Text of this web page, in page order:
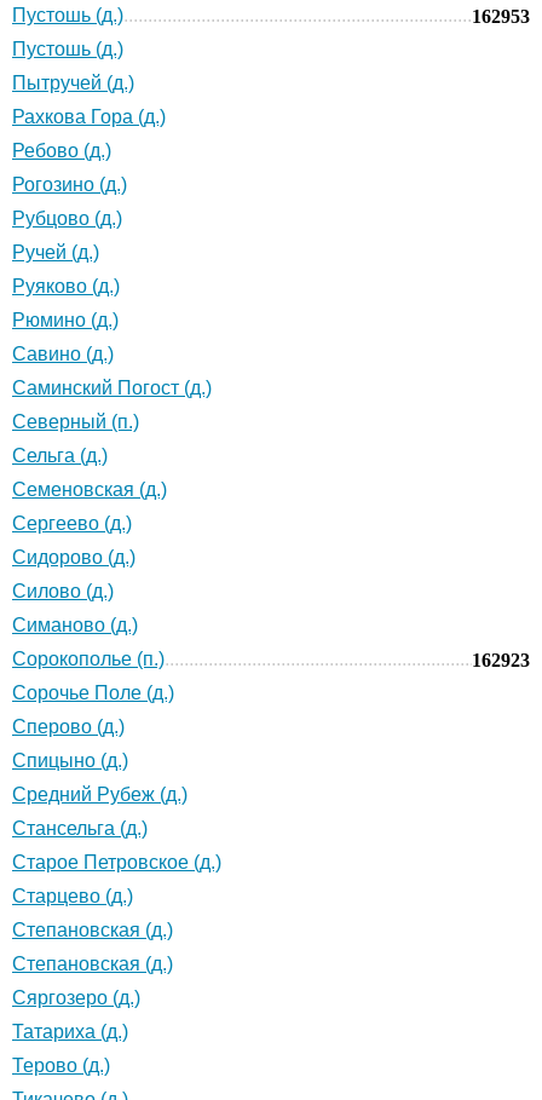
Пустошь (д.)
162953
Пустошь (д.)
Пытручей (д.)
Рахкова Гора (д.)
Ребово (д.)
Рогозино (д.)
Рубцово (д.)
Ручей (д.)
Руяково (д.)
Рюмино (д.)
Савино (д.)
Саминский Погост (д.)
Северный (п.)
Сельга (д.)
Семеновская (д.)
Сергеево (д.)
Сидорово (д.)
Силово (д.)
Симаново (д.)
Сорокополье (п.)
162923
Сорочье Поле (д.)
Сперово (д.)
Спицыно (д.)
Средний Рубеж (д.)
Стансельга (д.)
Старое Петровское (д.)
Старцево (д.)
Степановская (д.)
Степановская (д.)
Сяргозеро (д.)
Татариха (д.)
Терово (д.)